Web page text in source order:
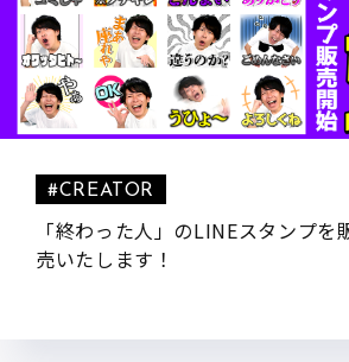
「終わった人」のLINEスタンプを
売いたします！
#CREATOR